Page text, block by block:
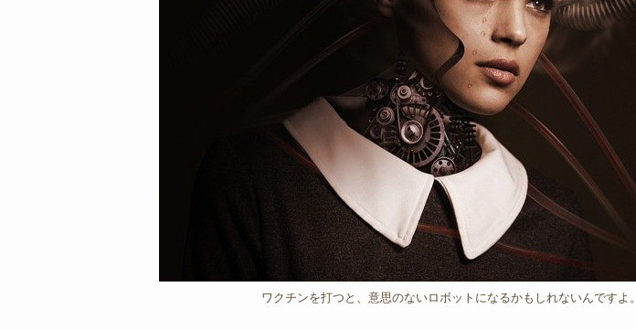
ワクチンを打つと、意思のないロボットになるかもしれないんですよ。